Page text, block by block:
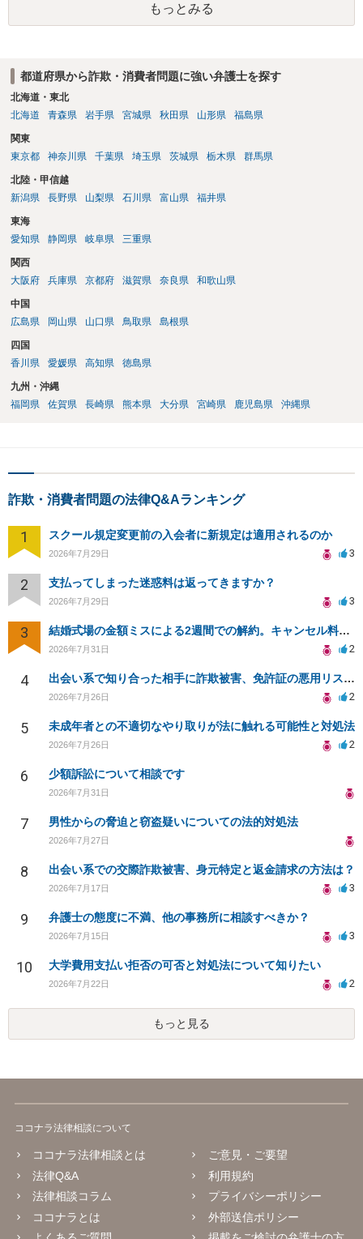
もっとみる
都道府県から詐欺・消費者問題に強い弁護士を探す
北海道・東北
北海道
青森県 岩手県 宮城県 秋田県 山形県 福島県
関東
東京都
神奈川県 千葉県 埼玉県 茨城県 栃木県 群馬県
北陸・甲信越
新潟県
長野県 山梨県 石川県 富山県 福井県
東海
愛知県
静岡県 岐阜県 三重県
関西
大阪府
兵庫県 京都府 滋賀県 奈良県 和歌山県
中国
広島県
岡山県 山口県 鳥取県 島根県
四国
香川県
愛媛県 高知県 徳島県
九州・沖縄
福岡県
佐賀県 長崎県 熊本県 大分県 宮崎県 鹿児島県 沖縄県
詐欺・消費者問題の法律Q&Aランキング
1 スクール規定変更前の入会者に新規定は適用されるのか
2026年7月29日 3
2 支払ってしまった迷惑料は返ってきますか？
2026年7月29日 3
3 結婚式場の金額ミスによる2週間での解約。キャンセル料10万円の免除は可能か。
2026年7月31日 2
4 出会い系で知り合った相手に詐欺被害、免許証の悪用リスクと対策。
2026年7月26日 2
5 未成年者との不適切なやり取りが法に触れる可能性と対処法
2026年7月26日 2
6 少額訴訟について相談です
2026年7月31日
7 男性からの脅迫と窃盗疑いについての法的対処法
2026年7月27日
8 出会い系での交際詐欺被害、身元特定と返金請求の方法は？
2026年7月17日 3
9 弁護士の態度に不満、他の事務所に相談すべきか？
2026年7月15日 3
10 大学費用支払い拒否の可否と対処法について知りたい
2026年7月22日 2
もっと見る
ココナラ法律相談について
ココナラ法律相談とは
法律Q&A
法律相談コラム
ココナラとは
ご意見・ご要望
利用規約
プライバシーポリシー
外部送信ポリシー